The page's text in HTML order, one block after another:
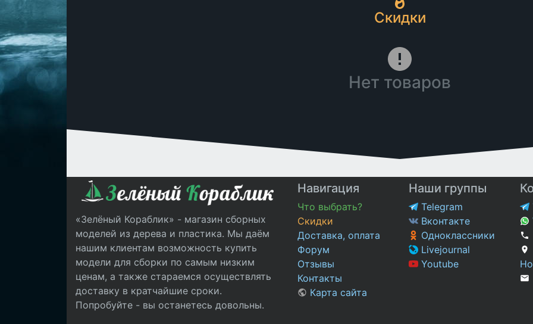
Скидки
Нет товаров
«Зелёный Кораблик» - магазин сборных
моделей из дерева и пластика. Мы даём
нашим клиентам возможность купить
модели для сборки по самым низким
ценам, а также стараемся осуществлять
доставку в кратчайшие сроки.
Попробуйте - вы останетесь довольны.
Навигация
Что выбрать?
Скидки
Доставка, оплата
Форум
Отзывы
Контакты
Карта сайта
Наши группы
Telegram
Вконтакте
Одноклассники
Livejournal
Youtube